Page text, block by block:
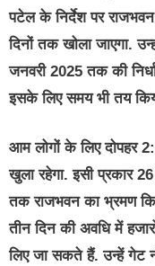
पटेल के निर्देश पर
दिनों तक खोला जाएगा.
जनवरी 2025 तक की
इसके लिए समय भी तय
आम लोगों के लिए दोपहर
खुला रहेगा. इसी प्रकार
तक राजभवन का भ्रमण
तीन दिन की अवधि में
लिए जा सकते हैं. उन्हें गेट